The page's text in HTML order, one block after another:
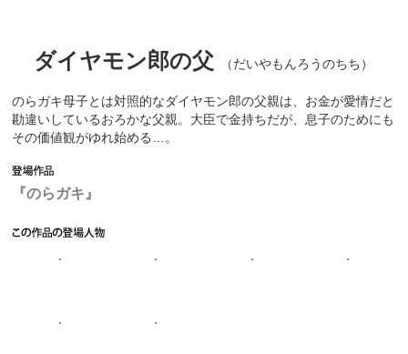
ダイヤモン郎の父 （だいやもんろうのちち）
のらガキ母子とは対照的なダイヤモン郎の父親は、お金が愛情だと
勘違いしているおろかな父親。大臣で金持ちだが、息子のためにも
その価値観がゆれ始める…。
『のらガキ』